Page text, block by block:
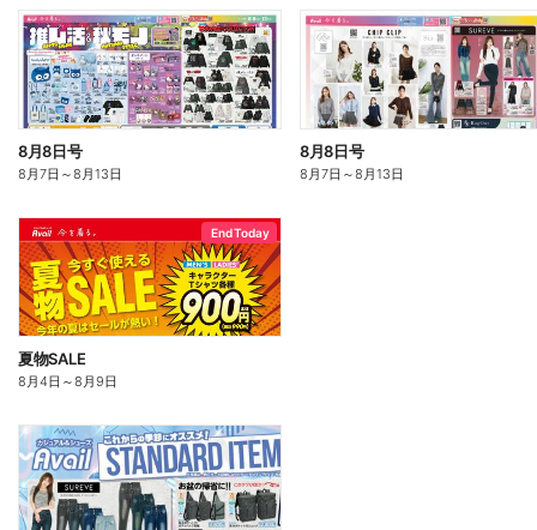
8月8日号
8月7日 ～8月13日
8月8日号
8月7日 ～8月13日
End Today
夏物SALE
8月4日 ～8月9日